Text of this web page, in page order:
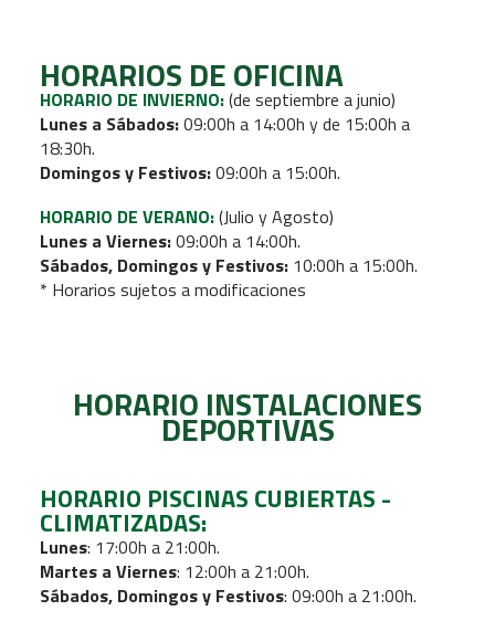
HORARIOS DE OFICINA
HORARIO DE INVIERNO:(de septiembre a junio)
Lunes a Sábados:09:00h a 14:00h y de 15:00h a
18:30h.
Domingos y Festivos:09:00h a 15:00h.
HORARIO DE VERANO:(Julio y Agosto)
Lunes a Viernes:09:00h a 14:00h.
Sábados, Domingos y Festivos:10:00h a 15:00h.
* Horarios sujetos a modificaciones
HORARIO INSTALACIONES
DEPORTIVAS
HORARIO PISCINAS CUBIERTAS -
CLIMATIZADAS:
Lunes: 17:00h a 21:00h.
Martes a Viernes: 12:00h a 21:00h.
Sábados, Domingos y Festivos: 09:00h a 21:00h.